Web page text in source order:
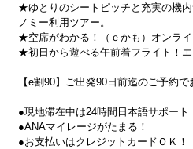
★ゆとりのシートピッチと充実の機
ノミー利用ツアー。
★空席がわかる！（ｅかも）オンラ
★初日から遊べる午前着フライト！エ
【e割90】ご出発90日前迄のご予約
●現地滞在中は24時間日本語サポート
●ANAマイレージがたまる！
●お支払いはクレジットカードＯＫ！